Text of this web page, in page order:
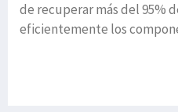
de recuperar más del 95%
eficientemente los